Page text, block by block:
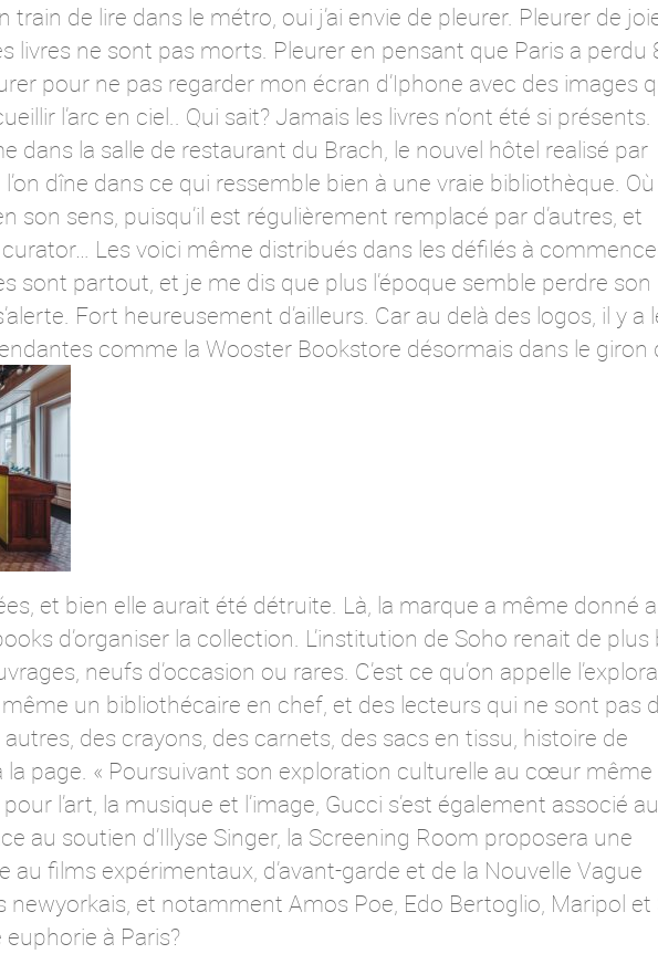
train de lire dans le métro, oui j’ai envie de pleurer. Pleurer de
livres ne sont pas morts. Pleurer en pensant que Paris a perdu
pour ne pas regarder mon écran d’Iphone avec des images
l’arc en ciel.. Qui sait? Jamais les livres n’ont été si présents.
dans la salle de restaurant du Brach, le nouvel hôtel realisé par
dîne dans ce qui ressemble bien à une vraie bibliothèque.
son sens, puisqu’il est régulièrement remplacé par d’autres, et
Les voici même distribués dans les défilés à
sont partout, et je me dis que plus l’époque semble perdre son
Fort heureusement d’ailleurs. Car au delà des logos, il y a
comme la Wooster Bookstore désormais dans le giron
et bien elle aurait été détruite. Là, la marque a même donné
d’organiser la collection. L’institution de Soho renait de plus
neufs d’occasion ou rares. C’est ce qu’on appelle
un bibliothécaire en chef, et des lecteurs qui ne sont pas
des crayons, des carnets, des sacs en tissu, histoire de
la page. « Poursuivant son exploration culturelle au cœur même
l’art, la musique et l’image, Gucci s’est également associé au
au soutien d’Illyse Singer, la Screening Room proposera une
films expérimentaux, d’avant-garde et de la Nouvelle Vague
newyorkais, et notamment Amos Poe, Edo Bertoglio, Maripol et
à Paris?